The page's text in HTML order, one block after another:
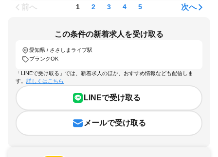
前へ 1 2 3 4 5 次へ
この条件の新着求人を受け取る
愛知県 / ささしまライブ駅
ブランクOK
「LINEで受け取る」では、新着求人のほか、おすすめ情報なども配信しま
す。 詳しくはこちら
LINEで受け取る
メールで受け取る